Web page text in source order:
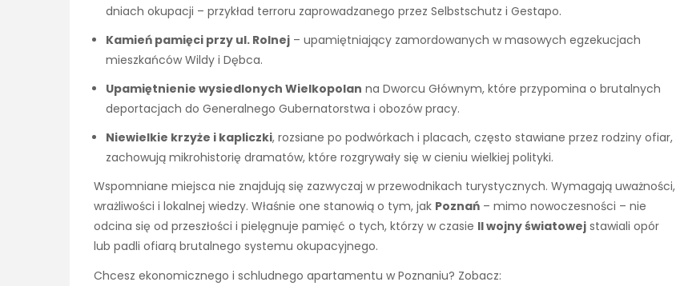
dniach okupacji – przykład terroru zaprowadzanego przez Selbstschutz i Gestapo.
Kamień pamięci przy ul. Rolnej – upamiętniający zamordowanych w masowych egzekucjach
mieszkańców Wildy i Dębca.
Upamiętnienie wysiedlonych Wielkopolan na Dworcu Głównym, które przypomina o brutalnych
deportacjach do Generalnego Gubernatorstwa i obozów pracy.
Niewielkie krzyże i kapliczki, rozsiane po podwórkach i placach, często stawiane przez rodziny ofiar,
zachowują mikrohistorię dramatów, które rozgrywały się w cieniu wielkiej polityki.
Wspomniane miejsca nie znajdują się zazwyczaj w przewodnikach turystycznych. Wymagają uważności,
wrażliwości i lokalnej wiedzy. Właśnie one stanowią o tym, jak Poznań – mimo nowoczesności – nie
odcina się od przeszłości i pielęgnuje pamięć o tych, którzy w czasie II wojny światowej stawiali opór
lub padli ofiarą brutalnego systemu okupacyjnego.
Chcesz ekonomicznego i schludnego apartamentu w Poznaniu? Zobacz: